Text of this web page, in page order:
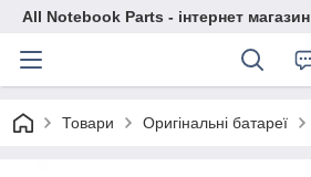
All Notebook Parts - інтернет магазин
Товари Оригінальні батареї